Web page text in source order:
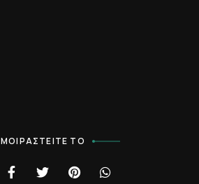
ΜΟΙΡΑΣΤΕΊΤΕ ΤΟ